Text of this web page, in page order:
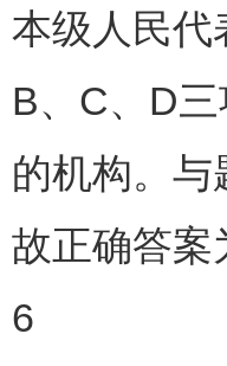
本级人民代
B、C、D
的机构。
故正确答案
6